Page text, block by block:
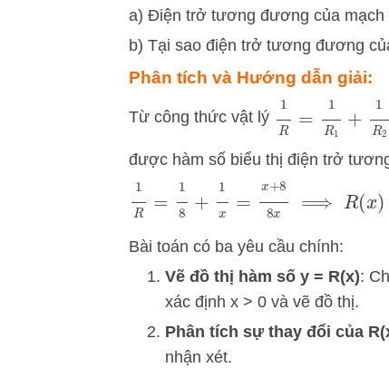
a) Điện trở tương đương của mạch
b) Tại sao điện trở tương đương
Phân tích và Hướng dẫn giải:
Từ công thức vật lý 1R R + R
được hàm số biểu thị điện trở
1R 8 1 x= 88x R x)= 8
Bài toán có ba yêu cầu chính:
Vẽ đồ thị hàm số y = R(x):
xác định x > 0 và vẽ đồ thị.
Phân tích sự thay đổi của
nhận xét.